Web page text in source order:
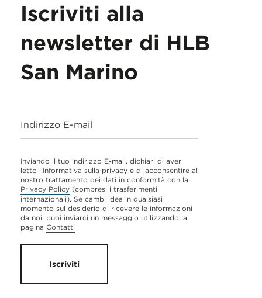
Iscriviti alla
newsletter di HLB
San Marino
Indirizzo E-mail
Inviando il tuo indirizzo E-mail, dichiari di aver
letto l'Informativa sulla privacy e di acconsentire al
nostro trattamento dei dati in conformità con la
Privacy Policy (compresi i trasferimenti
internazionali). Se cambi idea in qualsiasi
momento sul desiderio di ricevere le informazioni
da noi, puoi inviarci un messaggio utilizzando la
pagina Contatti
Iscriviti